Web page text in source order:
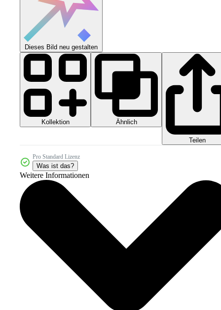
Dieses Bild neu gestalten
Kollektion Ähnlich
Teilen
Pro Standard Lizenz
Was ist das?
Weitere Informationen